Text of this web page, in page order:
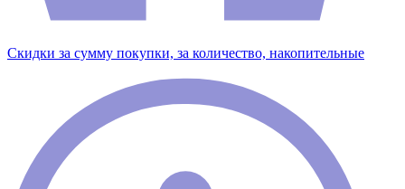
Скидки за сумму покупки, за количество, накопительные